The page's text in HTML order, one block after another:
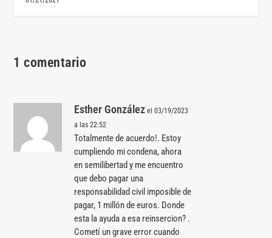
1 comentario
Esther González el 03/19/2023
a las 22:52
Totalmente de acuerdo!. Estoy
cumpliendo mi condena, ahora
en semilibertad y me encuentro
que debo pagar una
responsabilidad civil imposible de
pagar, 1 millón de euros. Donde
esta la ayuda a esa reinsercion? .
Cometí un grave error cuando